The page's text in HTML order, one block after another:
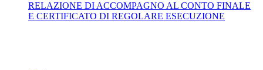
RELAZIONE DI ACCOMPAGNO AL CONTO FINALE
E CERTIFICATO DI REGOLARE ESECUZIONE